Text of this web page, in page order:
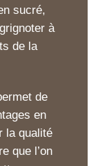
sucré,
à
de la
de
en
la qualité
que l’on